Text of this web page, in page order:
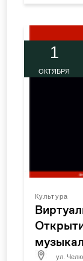
1
ОКТЯБРЯ
Культура
ул.